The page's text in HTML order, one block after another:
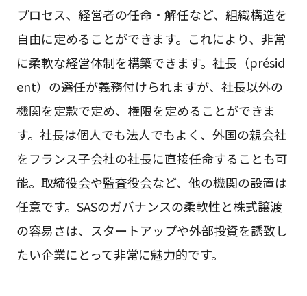
プロセス、経営者の任命・解任など、組織構造を
自由に定めることができます。これにより、非常
に柔軟な経営体制を構築できます。社長（présid
ent）の選任が義務付けられますが、社長以外の
機関を定款で定め、権限を定めることができま
す。社長は個人でも法人でもよく、外国の親会社
をフランス子会社の社長に直接任命することも可
能。取締役会や監査役会など、他の機関の設置は
任意です。SASのガバナンスの柔軟性と株式譲渡
の容易さは、スタートアップや外部投資を誘致し
たい企業にとって非常に魅力的です。